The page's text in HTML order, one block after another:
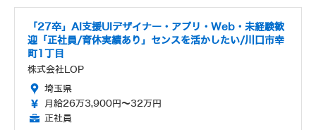
「27卒」AI支援UIデザイナー・アプリ・Web・未経験歓
迎「正社員/育休実績あり」センスを活かしたい/川口市幸
町1丁目
株式会社LOP
埼玉県
月給26万3,900円～32万円
正社員